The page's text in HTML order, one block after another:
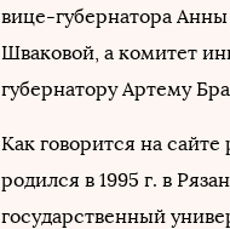
вице-губернатора
Шваковой, а комитет
губернатору Артему
Как говорится на
родился в 1995 г. в
государственный